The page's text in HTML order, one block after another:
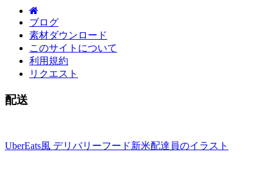
ブログ
素材ダウンロード
このサイトについて
利用規約
リクエスト
配送
UberEats風 デリバリーフード新米配達員のイラスト